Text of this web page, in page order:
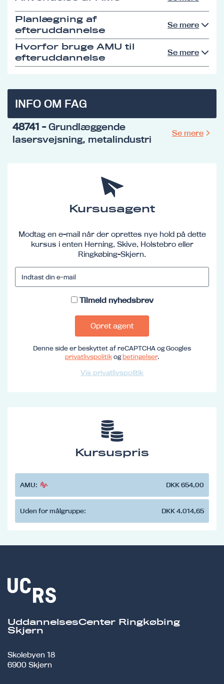
Planlægning af
efteruddannelse
Se mere
Hvorfor bruge AMU til
efteruddannelse
Se mere
INFO OM FAG
48741 - Grundlæggende
lasersvejsning, metalindustri
Se mere
Kursusagent
Modtag en e-mail når der oprettes nye hold på dette
kursus i enten Herning, Skive, Holstebro eller
Ringkøbing-Skjern.
Tilmeld nyhedsbrev
Opret agent
Denne side er beskyttet af reCAPTCHA og Googles
privatlivspolitikogbetingelser.
Vis privatlivspolitik
Kursuspris
AMU: DKK 654,00
Uden for målgruppe: DKK 4.014,65
UddannelsesCenter Ringkøbing
Skjern
Skolebyen 18
6900 Skjern